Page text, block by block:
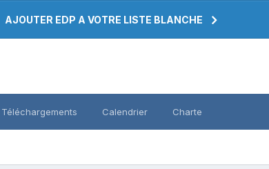
AJOUTER EDP A VOTRE LISTE BLANCHE
Téléchargements Calendrier Charte